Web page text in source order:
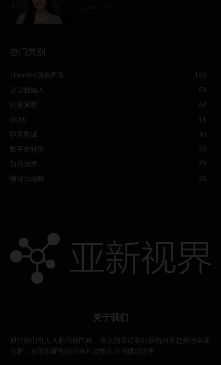
热门类别
LinkedIn顶尖声音
103
认识创始人
69
行业洞察
63
SG60
61
职场热诚
40
数字化转型
32
新兴技术
29
领导力战略
26
关于我们
通过我们引人入胜的新闻稿、深入的采访和对最新商业趋势的全面
分析，发现创新初创企业和成熟企业的成功故事。